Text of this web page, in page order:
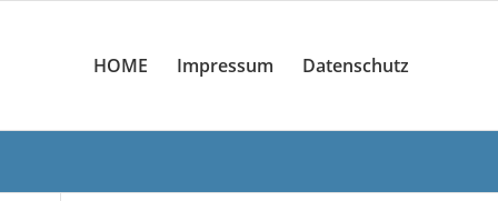
HOME Impressum Datenschutz